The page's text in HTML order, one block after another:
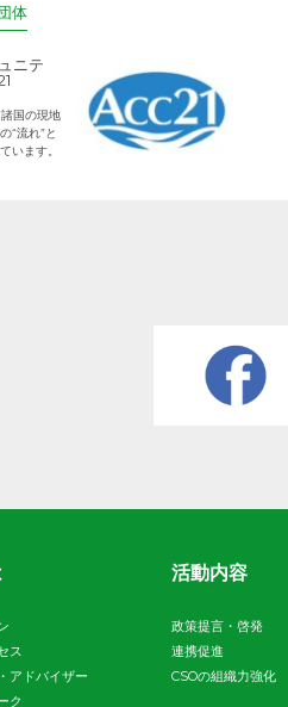
体
ニテ
国の現地
“流れ”と
います。
ス
アドバイザー
ク
活動内容
政策提言・啓発
連携促進
CSOの組織力強化